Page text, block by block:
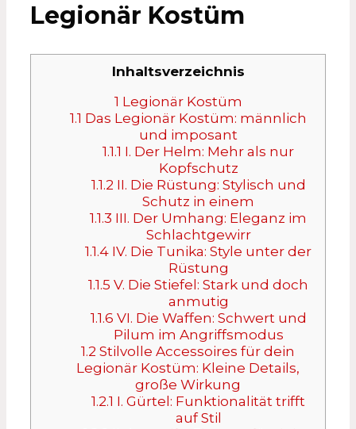
Legionär Kostüm
Inhaltsverzeichnis
1 Legionär Kostüm
1.1 Das Legionär Kostüm: männlich
und imposant
1.1.1 I. Der Helm: Mehr als nur
Kopfschutz
1.1.2 II. Die Rüstung: Stylisch und
Schutz in einem
1.1.3 III. Der Umhang: Eleganz im
Schlachtgewirr
1.1.4 IV. Die Tunika: Style unter der
Rüstung
1.1.5 V. Die Stiefel: Stark und doch
anmutig
1.1.6 VI. Die Waffen: Schwert und
Pilum im Angriffsmodus
1.2 Stilvolle Accessoires für dein
Legionär Kostüm: Kleine Details,
große Wirkung
1.2.1 I. Gürtel: Funktionalität trifft
auf Stil